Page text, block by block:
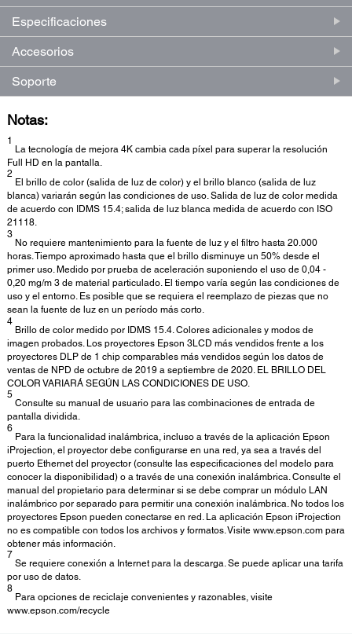
Especificaciones
Accesorios
Soporte
Notas:
1
La tecnología de mejora 4K cambia cada píxel para superar la resolución
Full HD en la pantalla.
2
El brillo de color (salida de luz de color) y el brillo blanco (salida de luz
blanca) variarán según las condiciones de uso. Salida de luz de color medida
de acuerdo con IDMS 15.4; salida de luz blanca medida de acuerdo con ISO
21118.
3
No requiere mantenimiento para la fuente de luz y el filtro hasta 20.000
horas. Tiempo aproximado hasta que el brillo disminuye un 50% desde el
primer uso. Medido por prueba de aceleración suponiendo el uso de 0,04 -
0,20 mg/m 3 de material particulado. El tiempo varía según las condiciones de
uso y el entorno. Es posible que se requiera el reemplazo de piezas que no
sean la fuente de luz en un período más corto.
4
Brillo de color medido por IDMS 15.4. Colores adicionales y modos de
imagen probados. Los proyectores Epson 3LCD más vendidos frente a los
proyectores DLP de 1 chip comparables más vendidos según los datos de
ventas de NPD de octubre de 2019 a septiembre de 2020. EL BRILLO DEL
COLOR VARIARÁ SEGÚN LAS CONDICIONES DE USO.
5
Consulte su manual de usuario para las combinaciones de entrada de
pantalla dividida.
6
Para la funcionalidad inalámbrica, incluso a través de la aplicación Epson
iProjection, el proyector debe configurarse en una red, ya sea a través del
puerto Ethernet del proyector (consulte las especificaciones del modelo para
conocer la disponibilidad) o a través de una conexión inalámbrica. Consulte el
manual del propietario para determinar si se debe comprar un módulo LAN
inalámbrico por separado para permitir una conexión inalámbrica. No todos los
proyectores Epson pueden conectarse en red. La aplicación Epson iProjection
no es compatible con todos los archivos y formatos. Visite www.epson.com para
obtener más información.
7
Se requiere conexión a Internet para la descarga. Se puede aplicar una tarifa
por uso de datos.
8
Para opciones de reciclaje convenientes y razonables, visite
www.epson.com/recycle